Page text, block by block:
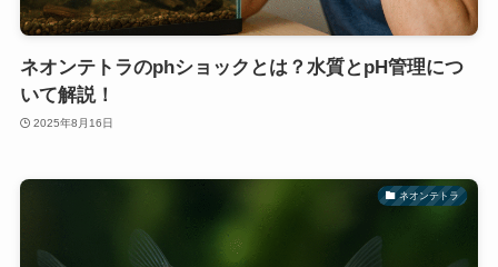
ネオンテトラのphショックとは？水質とpH管理につ
いて解説！
2025年8月16日
ネオンテトラ